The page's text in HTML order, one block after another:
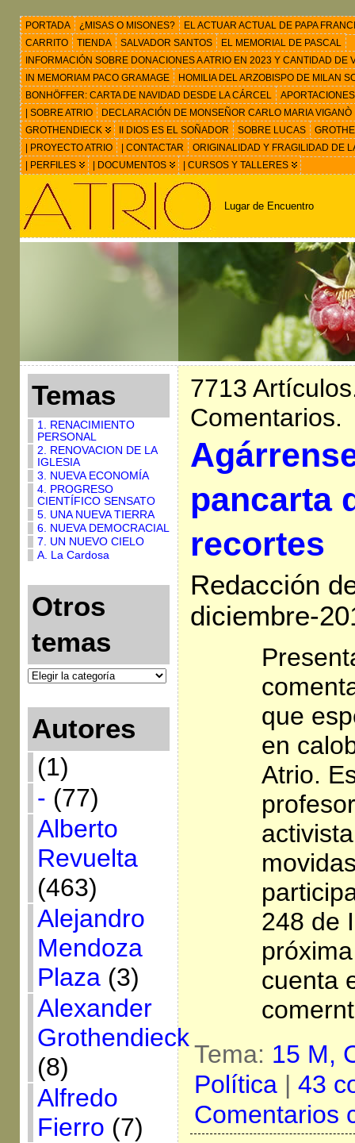
PORTADA ¿MISAS O MISONES?
EL ACTUAR ACTUAL DE PAPA
CARRITO
TIENDA SALVADOR SANTOS
EL MEMORIAL DE PASCAL
INFORMACIÓN SOBRE DONACIONES A ATRIO EN 2023 Y CANTIDAD
IN MEMORIAM PACO GRAMAGE
HOMILIA DEL ARZOBISPO DE MILAN
BONHÖFFER: CARTA DE NAVIDAD DESDE LA CÁRCEL
| SOBRE ATRIO
DECLARACIÓN DE MONSEÑOR CARLO MARIA VIGANÒ
GROTHENDIECK
II DIOS ES EL SOÑADOR SOBRE LUCAS
| PROYECTO ATRIO
| CONTACTAR
ORIGINALIDAD Y FRAGILIDAD DE
| PERFILES
| DOCUMENTOS | CURSOS Y TALLERES
Lugar de Encuentro
Temas
1. RENACIMIENTO
PERSONAL
2. RENOVACION DE LA
IGLESIA
3. NUEVA ECONOMÍA
4. PROGRESO
CIENTÍFICO SENSATO
5. UNA NUEVA TIERRA
6. NUEVA DEMOCRACIAL
7. UN NUEVO CIELO
A. La Cardosa
Otros
temas
Autores
(1)
- (77)
Alberto
Revuelta
(463)
Alejandro
Mendoza
Plaza(3)
Alexander
Grothendieck
(8)
Alfredo
Fierro (7)
7713
Comentarios.
pancarta
recortes
Redacción
diciembre-
que
en
Atrio.
248 de
cuenta
Tema: 15 M,
Política| 43
Comentarios